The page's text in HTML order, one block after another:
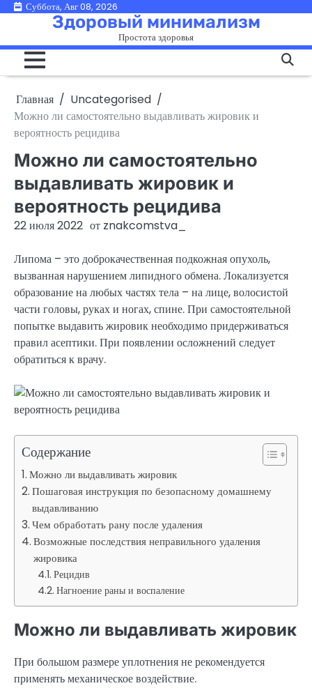
ПерейтиСуббота, Авг 08, 2026
Здоровый минимализм
Простота здоровья
Главная
Uncategorised
Можно ли самостоятельно выдавливать жировик и
вероятность рецидива
Можно ли самостоятельно
выдавливать жировик и
вероятность рецидива
22 июля 2022 от znakcomstva_
Липома – это доброкачественная подкожная опухоль,
вызванная нарушением липидного обмена. Локализуется
образование на любых частях тела – на лице, волосистой
части головы, руках и ногах, спине. При самостоятельной
попытке выдавить жировик необходимо придерживаться
правил асептики. При появлении осложнений следует
обратиться к врачу.
Содержание
Можно ли выдавливать жировик
Пошаговая инструкция по безопасному домашнему
выдавливанию
Чем обработать рану после удаления
Возможные последствия неправильного удаления
жировика
Рецидив
Нагноение раны и воспаление
Можно ли выдавливать жировик
При большом размере уплотнения не рекомендуется
применять механическое воздействие.